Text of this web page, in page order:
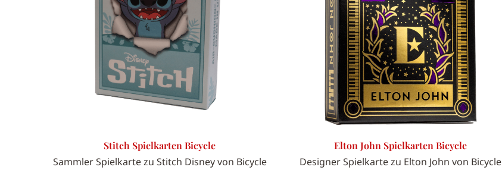
Stitch Spielkarten Bicycle
Sammler Spielkarte zu Stitch Disney von Bicycle
Elton John Spielkarten Bicycle
Designer Spielkarte zu Elton John von Bicycle